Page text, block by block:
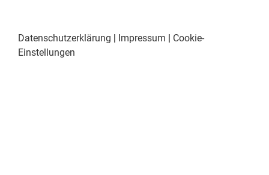
Datenschutzerklärung | Impressum | Cookie-
Einstellungen